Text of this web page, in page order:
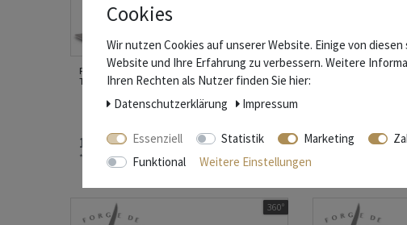
Forge de Laguiole - Griff Olive - 11 cm
Taschenmesser - Stahl matt
177,80 € *
* inkl. ges. MwSt.zzgl.Versandkosten
Forge de Laguiole -
177,80 € *
360°
Cookies
Wir nutzen Cookies auf unserer Website. Einige von
Website und Ihre Erfahrung zu verbessern. Weitere
Ihren Rechten als Nutzer finden Sie hier:
Daten­schutz­erklärung
Impressum
Essenziell Statistik Marketing
Funktional
Weitere Einstellungen